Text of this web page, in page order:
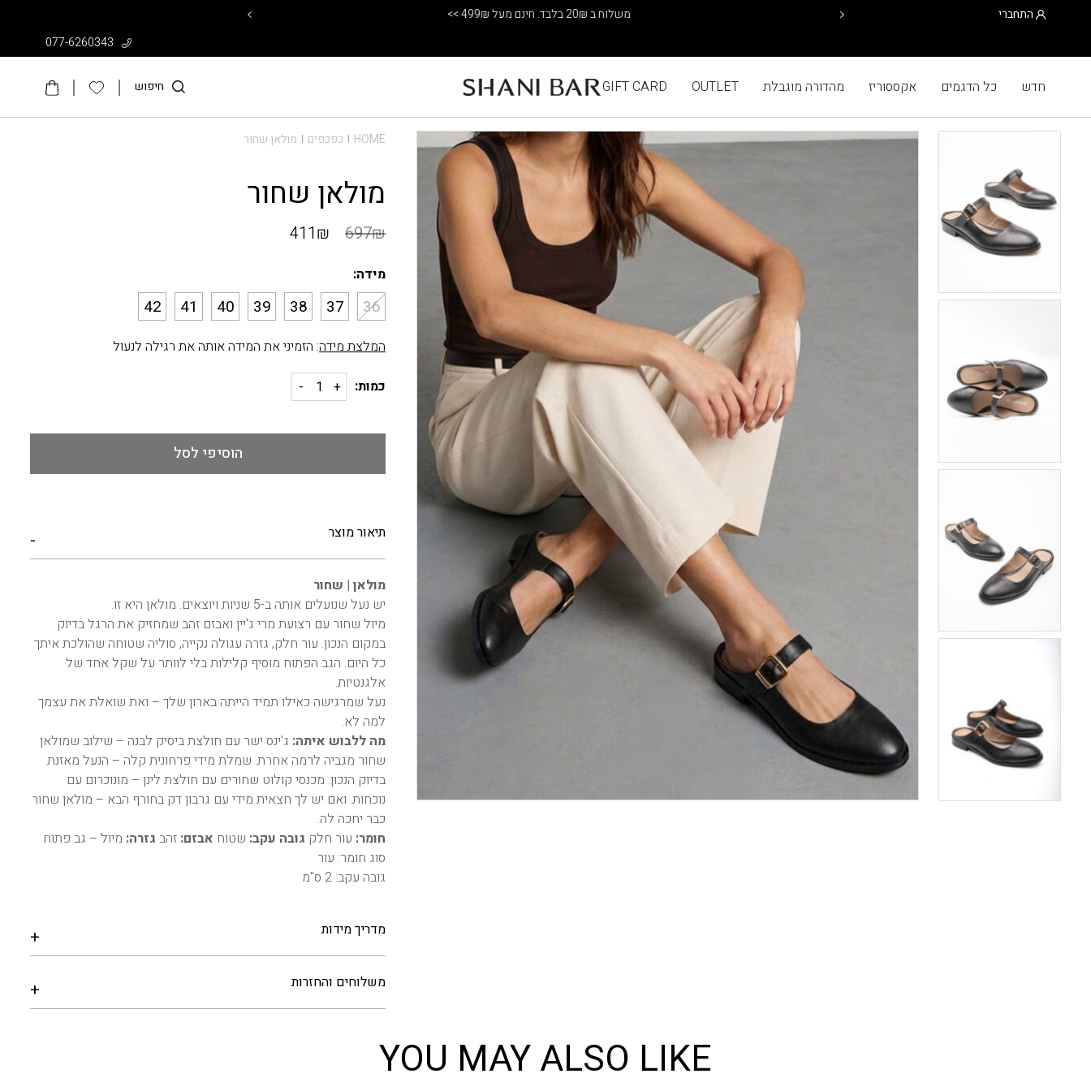
התחברי
משלוח ב 20₪ בלבד. חינם מעל 499₪ >>
חדש כל הדגמים אקססוריז מהדורה מוגבלת OUTLET
GIFT CARD חיפוש
HOME
| כפכפים | מולאן שחור
מולאן שחור
697₪
411₪
מידה:
36
37
38
39
40
41
42
המלצת מידה: הזמיני את המידה אותה את רגילה לנעול
כמות:
הוסיפי לסל
תיאור מוצר
מולאן | שחור
יש נעל שנועלים אותה ב-5 שניות ויוצאים. מולאן היא זו.
מיול שחור עם רצועת מרי ג'יין ואבזם זהב שמחזיק את הרגל בדיוק
במקום הנכון. עור חלק, גזרה עגולה נקייה, סוליה שטוחה שהולכת איתך
כל היום. הגב הפתוח מוסיף קלילות בלי לוותר על שקל אחד של
אלגנטיות.
נעל שמרגישה כאילו תמיד הייתה בארון שלך – ואת שואלת את עצמך
למה לא.
מה ללבוש איתה: ג'ינס ישר עם חולצת ביסיק לבנה – שילוב שמולאן
שחור מגביה לרמה אחרת. שמלת מידי פרחונית קלה – הנעל מאזנת
בדיוק הנכון. מכנסי קולוט שחורים עם חולצת לינן – מונוכרום עם
נוכחות. ואם יש לך חצאית מידי עם גרבון דק בחורף הבא – מולאן שחור
כבר יחכה לה.
חומר: עור חלק גובה עקב: שטוח אבזם: זהב גזרה: מיול – גב פתוח
סוג חומר: עור
גובה עקב: 2 ס"מ
מדריך מידות
משלוחים והחזרות
YOU MAY ALSO LIKE